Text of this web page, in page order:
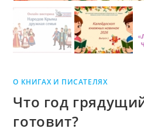
О КНИГАХ И ПИСАТЕЛЯХ
Что год
готовит?